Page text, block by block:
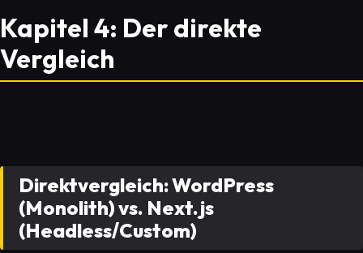
Kapitel 4: Der direkte
Vergleich
Direktvergleich: WordPress
(Monolith) vs. Next.js
(Headless/Custom)